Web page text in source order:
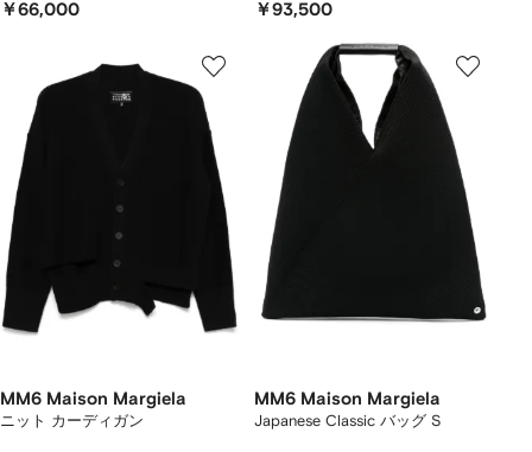
￥66,000 ￥93,500
MM6 Maison Margiela
ニット カーディガン
MM6 Maison Margiela
Japanese Classic バッグ S